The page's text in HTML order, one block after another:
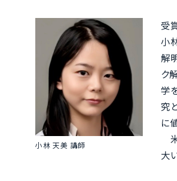
小林 天美 講師
受
小
解
ク
学
究
に
大